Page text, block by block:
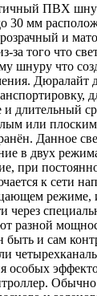
ПВХ
30 мм
и
того что
шнуру что
Дюралайт
и длительный
или
Данное
в двух
при
к сети
режиме,
через
разной
и сам
особых